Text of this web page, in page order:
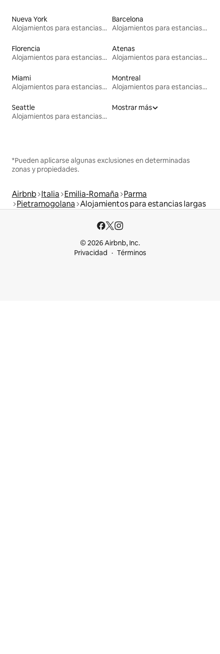
Nueva York
Alojamientos para estancias largas
Barcelona
Alojamientos para estancias largas
Florencia
Alojamientos para estancias largas
Atenas
Alojamientos para estancias largas
Miami
Alojamientos para estancias largas
Montreal
Alojamientos para estancias largas
Seattle
Alojamientos para estancias largas
Mostrar más
*Pueden aplicarse algunas exclusiones en determinadas
zonas y propiedades.
Airbnb Italia Emilia-Romaña Parma
Pietramogolana Alojamientos para estancias largas
© 2026 Airbnb, Inc.
Privacidad
Términos